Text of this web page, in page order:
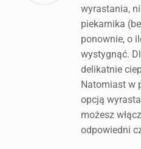
wyrastania,
piekarnika
ponownie, o
wystygnąć.
delikatnie
Natomiast w
opcją
możesz
odpowiedni